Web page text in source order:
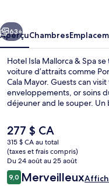
&
Spa
Suivant
63+
AperçuChambres
Hotel Isla Mallorca & Spa
voiture d’attraits comme
Cala Mayor. Guests can
enveloppements, or soins
déjeuner and le souper. Un
points saillants. Les autres
et l’emplacement.
Le
prix
actuel
est
de 277 $ CA
277 $ CA
315 $ CA au total
(taxes et frais compris)
Du 24 août au 25 août
Avis
9,09,0 sur 10 –
Merveilleux